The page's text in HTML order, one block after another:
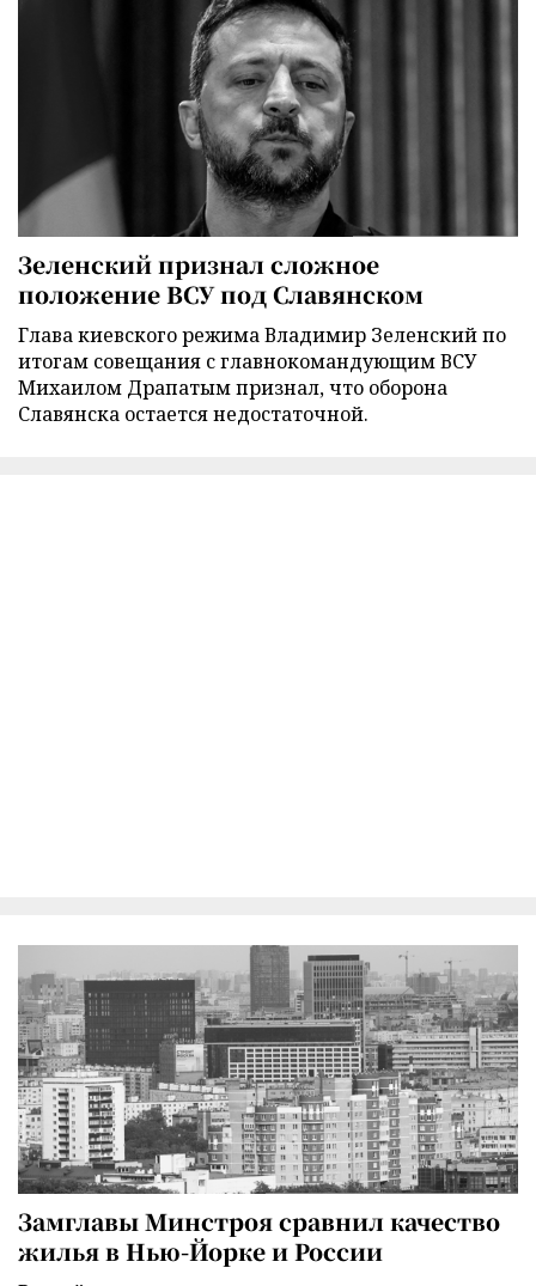
Зеленский признал сложное
положение ВСУ под Славянском
Глава киевского режима Владимир Зеленский по
итогам совещания с главнокомандующим ВСУ
Михаилом Драпатым признал, что оборона
Славянска остается недостаточной.
Замглавы Минстроя сравнил качество
жилья в Нью-Йорке и России